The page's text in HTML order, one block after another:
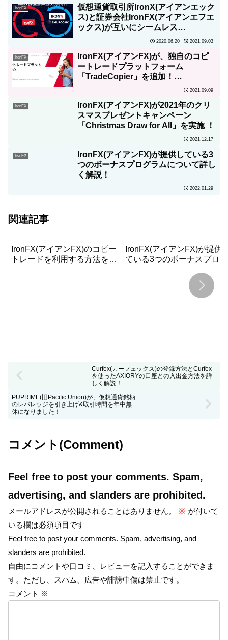
IronFX
仮想通貨取引所IronX(アイアンエック
ス)と証券会社IronFX(アイアンエフエ
ックス)が互いにシームレス
(seamless)化することにより、仮想
2020.06.20 2021.09.03
IronFX
IronFX(アイアンFX)が、独自のコピ
ートレードプラットフォーム
「TradeCopier」を追加！
「TradeCopier」について詳しく解
2021.09.09
IronFX
IronFX(アイアンFX)が2021年のクリ
スマスプレゼントキャンペーン
「Christmas Draw for All」を実施 ！
2021.12.17
IronFX
IronFX(アイアンFX)が提供している3
つのボーナスプログラムについて詳し
く解説！
2022.01.29
関連記事
IronFX(アイアンFX)のコピー
トレードを利用する方法をプ
IronFX(アイアンFX)が提供
ている3つのボーナスプログ
Curfex(カーフェックス)の登録方法とCurfex
を使ったAXIORYの口座との入出金方法を詳
しく解説！
PUPRIME(旧Pacific Union)が、仮想通貨銘柄
のレバレッジを引き上げ&取引時間を年中無
休になりました！
コメント(Comment)
Feel free to post your comments. Spam,
advertising, and slanders are prohibited.
メールアドレスが公開されることはありません。 ※ が付いて
いる欄は必須項目です
Feel free to post your comments. Spam, advertising, and
slanders are prohibited.
自由にコメントや口コミ、レビューを記入することができま
す。ただし、スパム、広告や誹謗中傷は禁止です。
コメント ※